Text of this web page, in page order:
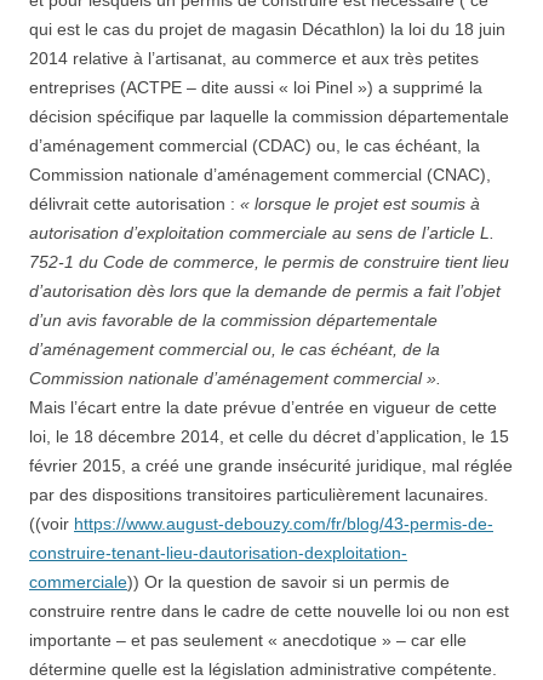
qui est le cas du projet de magasin Décathlon) la loi du 18 juin
2014 relative à l’artisanat, au commerce et aux très petites
entreprises (ACTPE – dite aussi « loi Pinel ») a supprimé la
décision spécifique par laquelle la commission départementale
d’aménagement commercial (CDAC) ou, le cas échéant, la
Commission nationale d’aménagement commercial (CNAC),
délivrait cette autorisation : « lorsque le projet est soumis à
autorisation d’exploitation commerciale au sens de l’article L.
752-1 du Code de commerce, le permis de construire tient lieu
d’autorisation dès lors que la demande de permis a fait l’objet
d’un avis favorable de la commission départementale
d’aménagement commercial ou, le cas échéant, de la
Commission nationale d’aménagement commercial ».
Mais l’écart entre la date prévue d’entrée en vigueur de cette
loi, le 18 décembre 2014, et celle du décret d’application, le 15
février 2015, a créé une grande insécurité juridique, mal réglée
par des dispositions transitoires particulièrement lacunaires.
((voir https://www.august-debouzy.com/fr/blog/43-permis-de-
construire-tenant-lieu-dautorisation-dexploitation-
commerciale)) Or la question de savoir si un permis de
construire rentre dans le cadre de cette nouvelle loi ou non est
importante – et pas seulement « anecdotique » – car elle
détermine quelle est la législation administrative compétente.